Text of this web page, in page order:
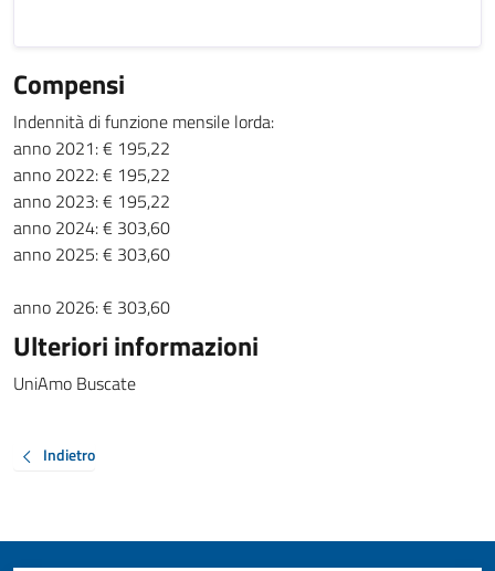
Compensi
Indennità di funzione mensile lorda:
anno 2021: € 195,22
anno 2022: € 195,22
anno 2023: € 195,22
anno 2024: € 303,60
anno 2025: € 303,60
anno 2026: € 303,60
Ulteriori informazioni
UniAmo Buscate
Indietro